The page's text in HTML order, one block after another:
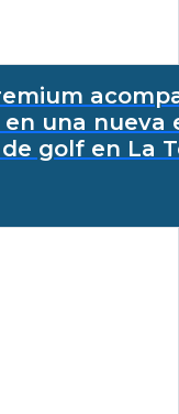
en una nueva
golf en La